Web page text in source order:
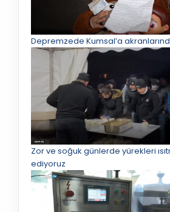
Depremzede Kumsal’a
Zor ve soğuk günlerde yürekleri
ediyoruz